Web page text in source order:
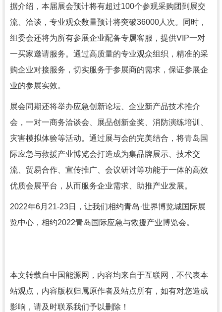
据介绍，本届展会预计将有超过100个参观采购团到展交
流、洽谈，专业观众数量预计将突破36000人次。同时，
组委会还将为所有参展企业配备专属客服，提供VIP一对
一买家邀请服务。通过高质量的专业观众组织，精准的采
购企业对接服务，切实服务于参展商的需求，保证参展企
业的参展实效。
展会同期还将举办应急创新论坛、企业新产品技术推介
会，一对一商务洽谈会、展品创新金奖、消防演练培训、
灾害模拟体验等活动。通过展与会的完美结合，将青岛国
际应急与救援产业博览会打造成为集品牌展示、技术交
流、贸易合作、宣传推广、会议研讨等功能于一体的高效
优质会展平台，从而服务企业需求、助推产业发展。
2022年6月21-23日，让我们相约青岛·世界博览城国际展
览中心，相约2022青岛国际应急与救援产业博览会。
本文转载自中国能源网，内容均来自于互联网，不代表本
站观点，内容版权归属原作者及站点所有，如有对您造成
影响，请及时联系我们予以删除！